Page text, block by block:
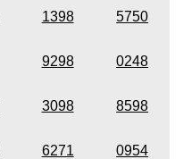
1398 5750
9298 0248
3098 8598
6271 0954